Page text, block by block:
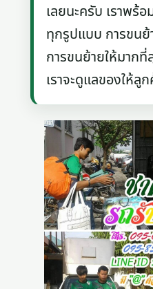
เลยนะครับ เราพร้
ทุกรูปแบบ การขนย้
การขนย้ายให้มาก
เราจะดูแลของให้ลู